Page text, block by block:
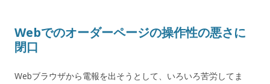
Webでのオーダーページの操作性の悪さに
閉口
Webブラウザから電報を出そうとして、いろいろ苦労してま